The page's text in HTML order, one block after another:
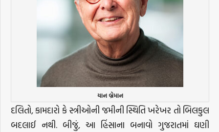
યાન બ્રેમાન
દલિતો, કામદારો કે સ્ત્રીઓની જમીની સ્થિતિ ખરેખર તો બિલકુલ
બદલાઈ નથી. બીજું, આ હિંસાના બનાવો ગુજરાતમાં ઘણી